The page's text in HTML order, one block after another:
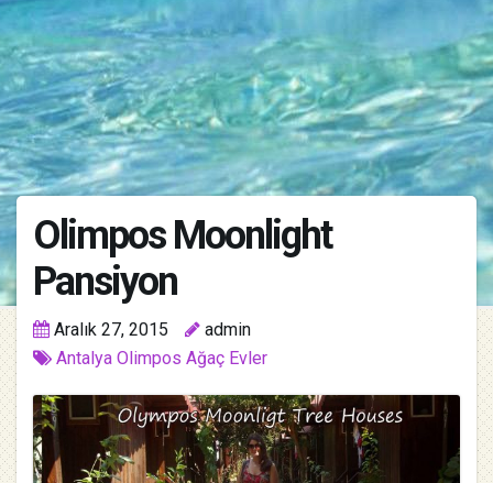
Olimpos Moonlight
Pansiyon
Aralık 27, 2015
admin
Antalya Olimpos Ağaç Evler